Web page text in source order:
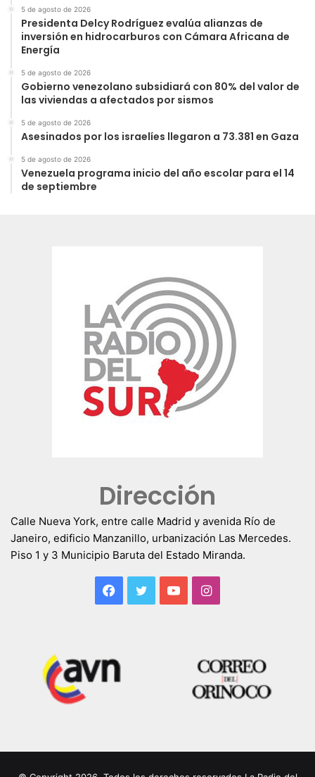
5 de agosto de 2026
Presidenta Delcy Rodríguez evalúa alianzas de
inversión en hidrocarburos con Cámara Africana de
Energía
5 de agosto de 2026
Gobierno venezolano subsidiará con 80% del valor de
las viviendas a afectados por sismos
5 de agosto de 2026
Asesinados por los israelíes llegaron a 73.381 en Gaza
5 de agosto de 2026
Venezuela programa inicio del año escolar para el 14
de septiembre
Dirección
Calle Nueva York, entre calle Madrid y avenida Río de
Janeiro, edificio Manzanillo, urbanización Las Mercedes.
Piso 1 y 3 Municipio Baruta del Estado Miranda.
Facebook
TwitterYouTubeInstagram